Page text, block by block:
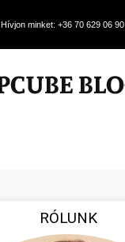
Hívjon minket: +36 70 629 06 90
RÓLUNK